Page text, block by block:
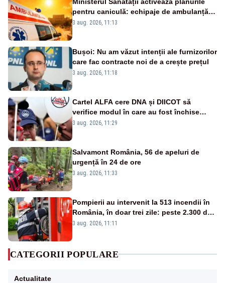
pentru caniculă: echipaje de ambulanță
suplimentate, stocuri de medicamente
3 aug. 2026, 11:13
Bușoi: Nu am văzut intenții ale furnizorilor
care fac contracte noi de a crește prețul
3 aug. 2026, 11:18
Cartel ALFA cere DNA și DIICOT să
verifice modul în care au fost închise
centralele pe cărbune
3 aug. 2026, 11:29
Salvamont România, 56 de apeluri de
urgență în 24 de ore
3 aug. 2026, 11:33
Pompierii au intervenit la 513 incendii în
România, în doar trei zile: peste 2.300 de
hectare de teren au fost afectate
3 aug. 2026, 11:11
CATEGORII POPULARE
Actualitate